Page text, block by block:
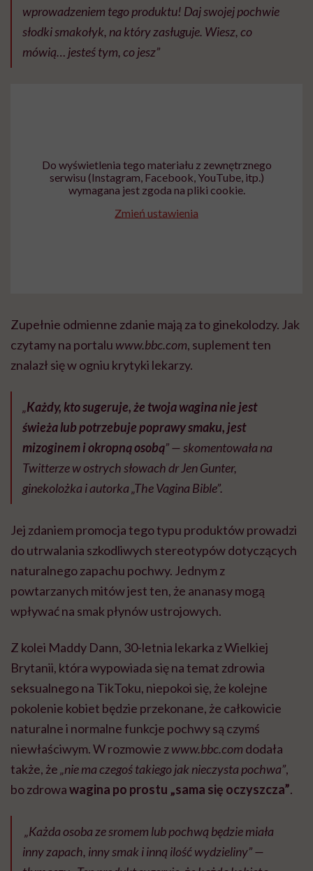
wprowadzeniem tego produktu! Daj swojej pochwie
słodki smakołyk, na który zasługuje. Wiesz, co
mówią… jesteś tym, co jesz”
Do wyświetlenia tego materiału z zewnętrznego
serwisu (Instagram, Facebook, YouTube, itp.)
wymagana jest zgoda na pliki cookie.
Zmień ustawienia
Zupełnie odmienne zdanie mają za to ginekolodzy. Jak
czytamy na portalu www.bbc.com, suplement ten
znalazł się w ogniu krytyki lekarzy.
„Każdy, kto sugeruje, że twoja wagina nie jest
świeża lub potrzebuje poprawy smaku, jest
mizoginem i okropną osobą” — skomentowała na
Twitterze w ostrych słowach dr Jen Gunter,
ginekolożka i autorka „The Vagina Bible”.
Jej zdaniem promocja tego typu produktów prowadzi
do utrwalania szkodliwych stereotypów dotyczących
naturalnego zapachu pochwy. Jednym z
powtarzanych mitów jest ten, że ananasy mogą
wpływać na smak płynów ustrojowych.
Z kolei Maddy Dann, 30-letnia lekarka z Wielkiej
Brytanii, która wypowiada się na temat zdrowia
seksualnego na TikToku, niepokoi się, że kolejne
pokolenie kobiet będzie przekonane, że całkowicie
naturalne i normalne funkcje pochwy są czymś
niewłaściwym. W rozmowie zwww.bbc.com dodała
także, że„nie maczegoś takiego jak nieczysta pochwa”,
bo zdrowawagina po prostu „sama się oczyszcza”.
„Każda osoba ze sromem lub pochwą będzie miała
inny zapach, inny smak i inną ilość wydzieliny” —